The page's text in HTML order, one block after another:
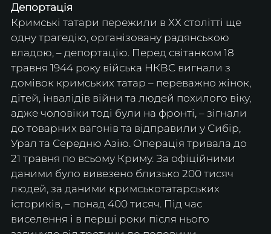
Депортація
Кримські татари пережили в ХХ столітті ще
одну трагедію, організовану радянською
владою, – депортацію. Перед світанком 18
травня 1944 року війська НКВС вигнали з
домівок кримських татар – переважно жінок,
дітей, інвалідів війни та людей похилого віку,
адже чоловіки тоді були на фронті, – зігнали
до товарних вагонів та відправили у Сибір,
Урал та Середню Азію. Операція тривала до
21 травня по всьому Криму. За офіційними
даними було вивезено близько 200 тисяч
людей, за даними кримськотатарських
істориків, – понад 400 тисяч. Під час
виселення і в перші роки після нього